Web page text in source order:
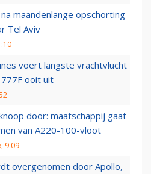
maandenlange opschorting
Tel Aviv
voert langste vrachtvlucht
ooit uit
door: maatschappij gaat
van A220-100-vloot
9:09
overgenomen door Apollo,